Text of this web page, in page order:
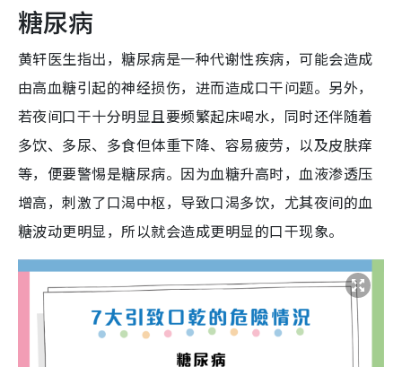
糖尿病
黄轩医生指出，糖尿病是一种代谢性疾病，可能会造成
由高血糖引起的神经损伤，进而造成口干问题。另外，
若夜间口干十分明显且要频繁起床喝水，同时还伴随着
多饮、多尿、多食但体重下降、容易疲劳，以及皮肤痒
等，便要警惕是糖尿病。因为血糖升高时，血液渗透压
增高，刺激了口渴中枢，导致口渴多饮，尤其夜间的血
糖波动更明显，所以就会造成更明显的口干现象。